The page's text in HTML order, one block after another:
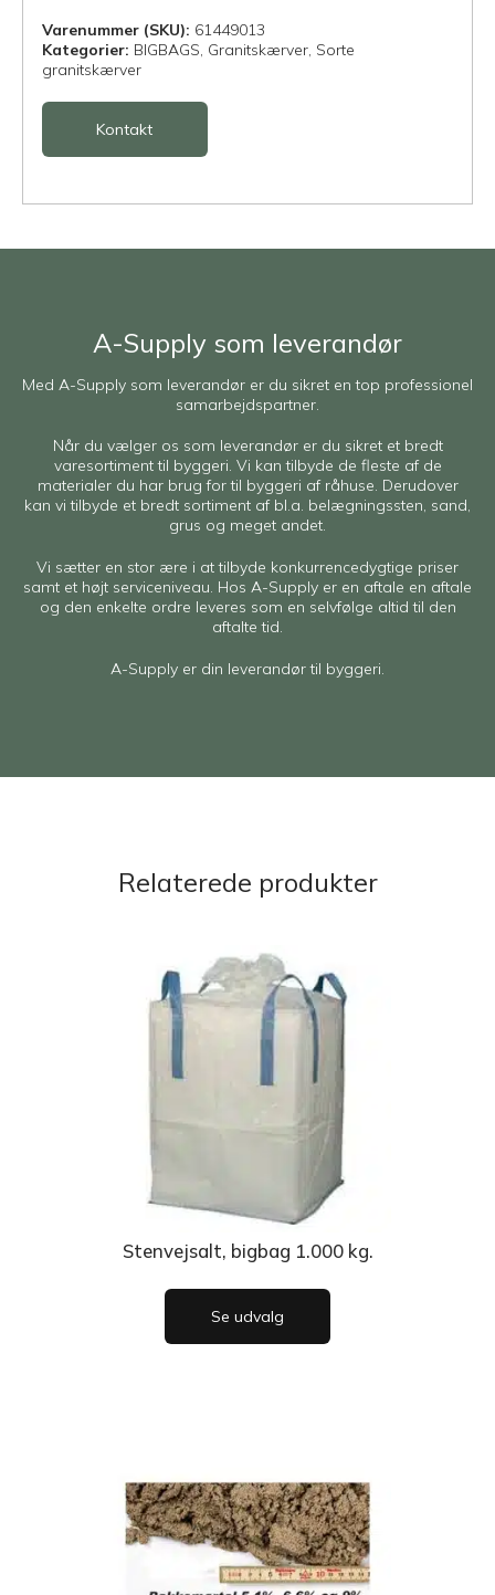
Varenummer (SKU): 61449013
Kategorier: BIGBAGS, Granitskærver, Sorte
granitskærver
Kontakt
A-Supply som leverandør
Med A-Supply som leverandør er du sikret en top professionel
samarbejdspartner.
Når du vælger os som leverandør er du sikret et bredt
varesortiment til byggeri. Vi kan tilbyde de fleste af de
materialer du har brug for til byggeri af råhuse. Derudover
kan vi tilbyde et bredt sortiment af bl.a. belægningssten, sand,
grus og meget andet.
Vi sætter en stor ære i at tilbyde konkurrencedygtige priser
samt et højt serviceniveau. Hos A-Supply er en aftale en aftale
og den enkelte ordre leveres som en selvfølge altid til den
aftalte tid.
A-Supply er din leverandør til byggeri.
Relaterede produkter
Stenvejsalt, bigbag 1.000 kg.
Se udvalg